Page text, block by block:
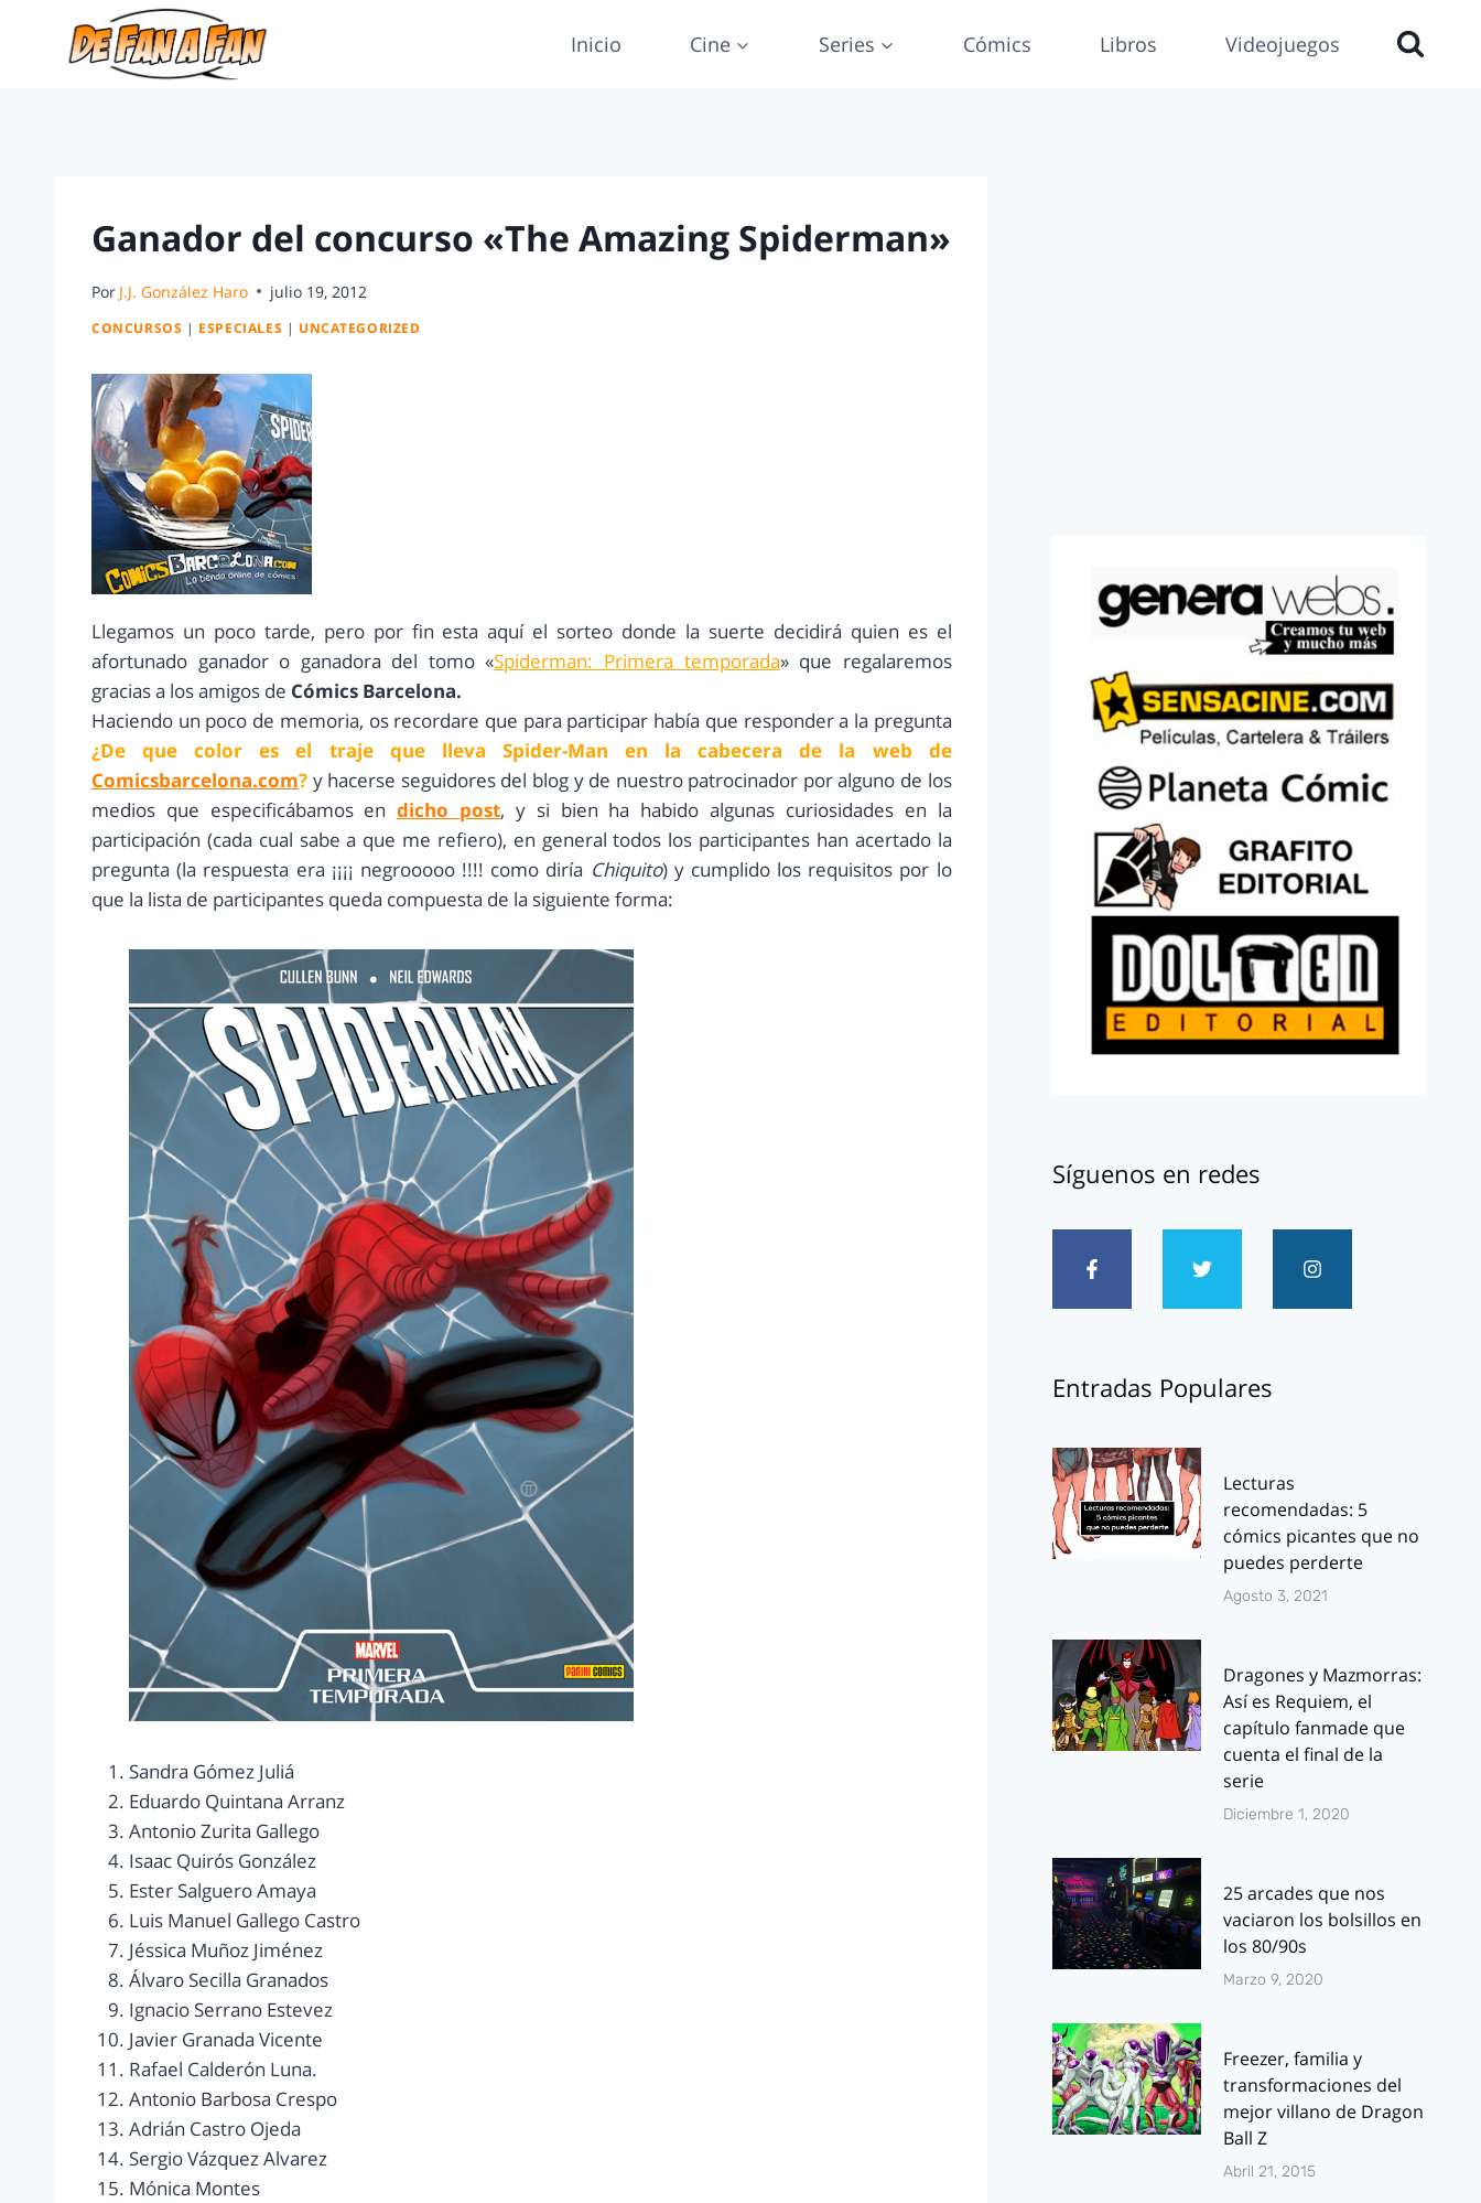
Inicio Cine Series Cómics Libros Videojuegos
Ganador del concurso «The Amazing Spiderman»
Por J.J. González Haro julio 19, 2012
CONCURSOS | ESPECIALES | UNCATEGORIZED
Llegamos un poco tarde, pero por fin esta aquí el sorteo donde la suerte decidirá quien es el
afortunado ganador o ganadora del tomo «Spiderman: Primera temporada» que regalaremos
gracias a los amigos de Cómics Barcelona.
Haciendo un poco de memoria, os recordare que para participar había que responder a la pregunta
¿De que color es el traje que lleva Spider-Man en la cabecera de la web de
Comicsbarcelona.com? y hacerse seguidores del blog y de nuestro patrocinador por alguno de los
medios que especificábamos endicho post, y si bien ha habido algunas curiosidades en la
participación (cada cual sabe a que me refiero), en general todos los participantes han acertado la
pregunta (la respuesta era ¡¡¡¡ negrooooo !!!! como diría Chiquito) y cumplido los requisitos por lo
que la lista de participantes queda compuesta de la siguiente forma:
Sandra Gómez Juliá
Eduardo Quintana Arranz
Antonio Zurita Gallego
Isaac Quirós González
Ester Salguero Amaya
Luis Manuel Gallego Castro
Jéssica Muñoz Jiménez
Álvaro Secilla Granados
Ignacio Serrano Estevez
Javier Granada Vicente
Rafael Calderón Luna.
Antonio Barbosa Crespo
Adrián Castro Ojeda
Sergio Vázquez Alvarez
Mónica Montes
Síguenos en redes
Entradas Populares
Lecturas
recomendadas: 5
cómics picantes que no
puedes perderte
Agosto 3, 2021
Dragones y Mazmorras:
Así es Requiem, el
capítulo fanmade que
cuenta el final de la
serie
Diciembre 1, 2020
25 arcades que nos
vaciaron los bolsillos en
los 80/90s
Marzo 9, 2020
Freezer, familia y
transformaciones del
mejor villano de Dragon
Ball Z
Abril 21, 2015